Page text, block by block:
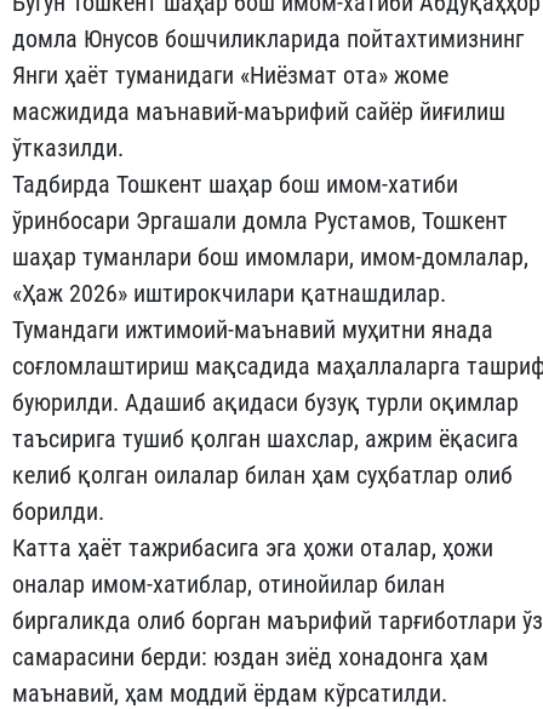
домла Юнусов бошчиликларида пойтахтимизнинг
Янги ҳаёт туманидаги «Ниёзмат ота» жоме
масжидида маънавий-маърифий сайёр йиғилиш
ўтказилди.
Тадбирда Тошкент шаҳар бош имом-хатиби
ўринбосари Эргашали домла Рустамов, Тошкент
шаҳар туманлари бош имомлари, имом-домлалар,
«Ҳаж 2026» иштирокчилари қатнашдилар.
Тумандаги ижтимоий-маънавий муҳитни янада
соғломлаштириш мақсадида маҳаллаларга
буюрилди. Адашиб ақидаси бузуқ турли оқимлар
таъсирига тушиб қолган шахслар, ажрим ёқасига
келиб қолган оилалар билан ҳам суҳбатлар олиб
борилди.
Катта ҳаёт тажрибасига эга ҳожи оталар, ҳожи
оналар имом-хатиблар, отинойилар билан
биргаликда олиб борган маърифий тарғиботлари ўз
самарасини берди: юздан зиёд хонадонга ҳам
маънавий, ҳам моддий ёрдам кўрсатилди.